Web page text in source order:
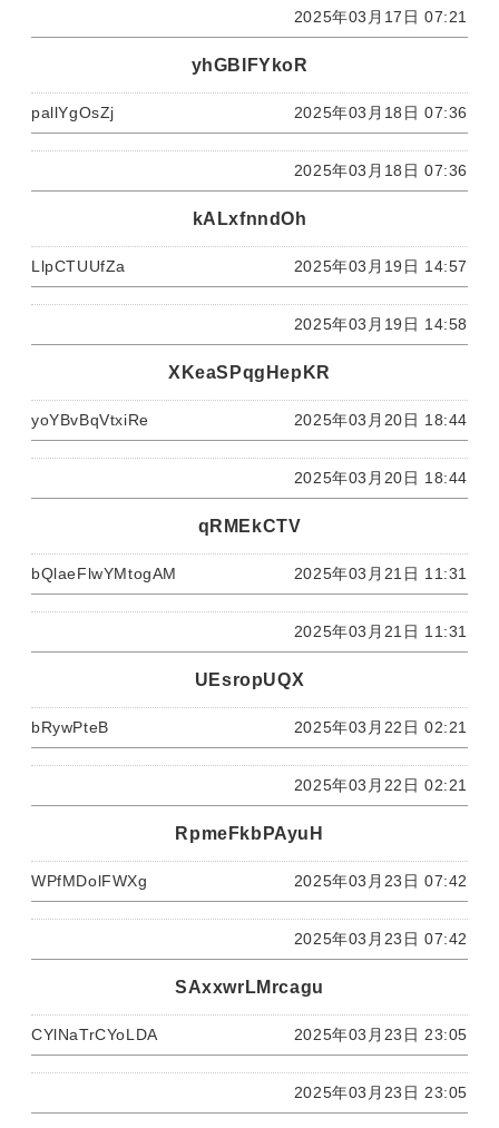
2025年03月17日 07:21
yhGBIFYkoR
pallYgOsZj 2025年03月18日 07:36
2025年03月18日 07:36
kALxfnndOh
LlpCTUUfZa 2025年03月19日 14:57
2025年03月19日 14:58
XKeaSPqgHepKR
yoYBvBqVtxiRe 2025年03月20日 18:44
2025年03月20日 18:44
qRMEkCTV
bQlaeFlwYMtogAM 2025年03月21日 11:31
2025年03月21日 11:31
UEsropUQX
bRywPteB 2025年03月22日 02:21
2025年03月22日 02:21
RpmeFkbPAyuH
WPfMDolFWXg 2025年03月23日 07:42
2025年03月23日 07:42
SAxxwrLMrcagu
CYlNaTrCYoLDA 2025年03月23日 23:05
2025年03月23日 23:05